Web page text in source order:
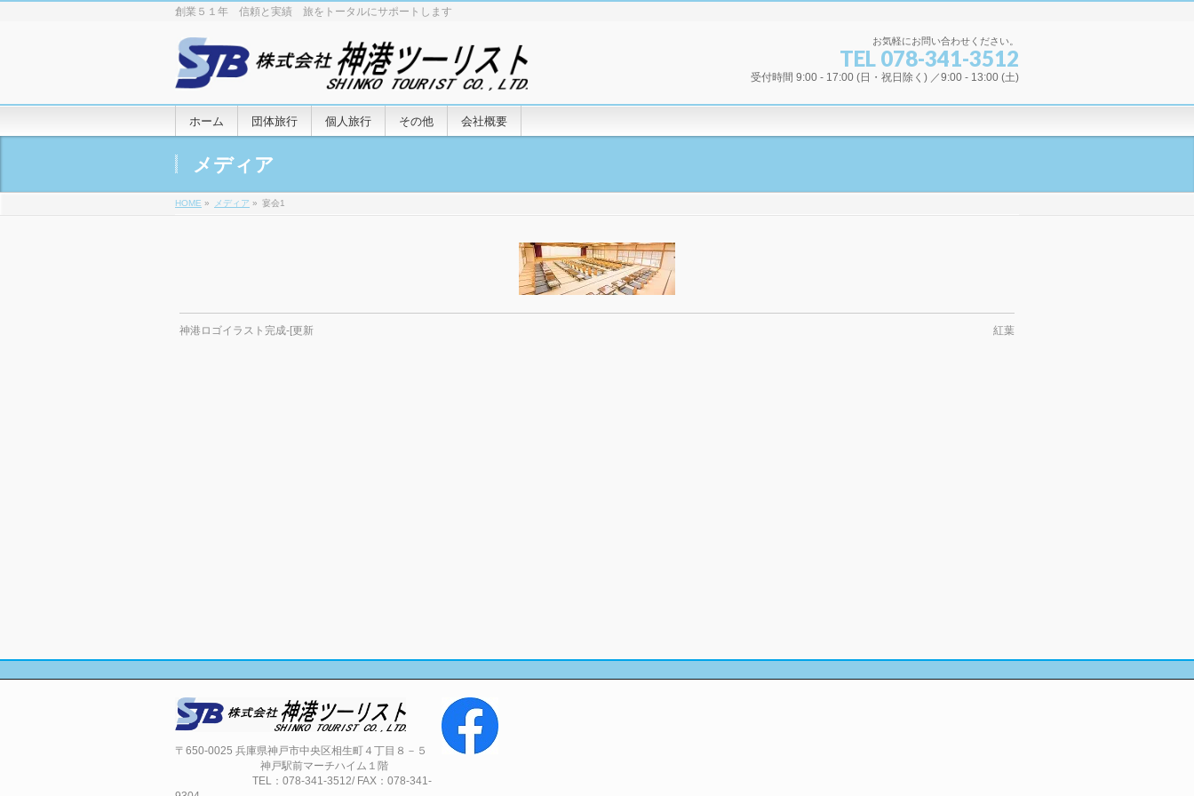
創業５１年 信頼と実績 旅をトータルにサポートします
お気軽にお問い合わせください。
TEL 078-341-3512
受付時間 9:00 - 17:00 (日・祝日除く) ／9:00 - 13:00 (土)
ホーム 団体旅行 個人旅行 その他 会社概要
メディア
HOME » メディア » 宴会1
神港ロゴイラスト完成-[更新 紅葉
〒650-0025 兵庫県神戸市中央区相生町４丁目８－５
神戸駅前マーチハイム１階
TEL：078-341-3512/ FAX：078-341-